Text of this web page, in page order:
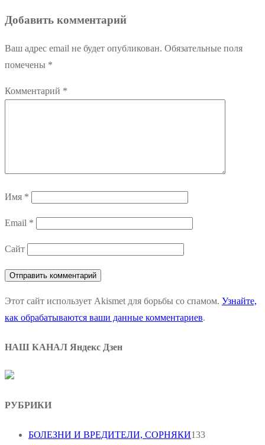
Добавить комментарий
Ваш адрес email не будет опубликован. Обязательные поля
помечены *
Комментарий *
Имя *
Email *
Сайт
Этот сайт использует Akismet для борьбы со спамом. Узнайте,
как обрабатываются ваши данные комментариев.
НАШ КАНАЛ Яндекс Дзен
РУБРИКИ
БОЛЕЗНИ И ВРЕДИТЕЛИ, СОРНЯКИ133